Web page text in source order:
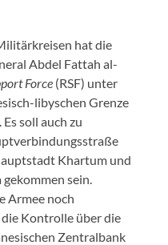
hat die
Abdel Fattah al-
Force (RSF) unter
libyschen Grenze
soll auch zu
Khartum und
sein.
Armee noch
die Kontrolle über die
Zentralbank